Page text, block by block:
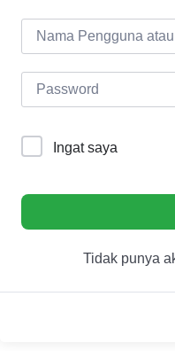
Ingat saya
Tidak punya